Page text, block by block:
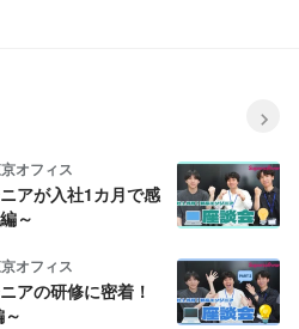
オフィス
アが入社1カ月で感
～
オフィス
アの研修に密着！